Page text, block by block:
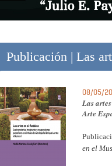
Publicación | Las
08/05/
Las
Arte
en el